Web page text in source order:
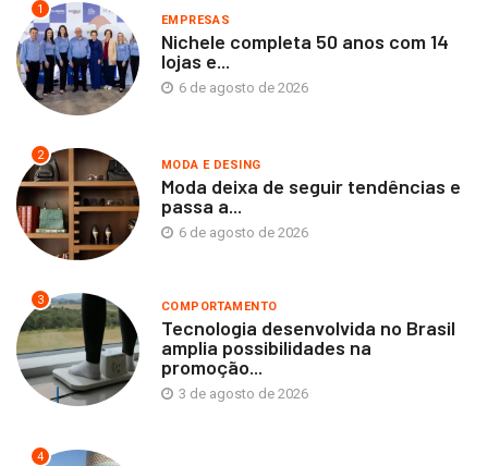
1
EMPRESAS
Nichele completa 50 anos com 14
lojas e...
6 de agosto de 2026
2
MODA E DESING
Moda deixa de seguir tendências e
passa a...
6 de agosto de 2026
3 COMPORTAMENTO
Tecnologia desenvolvida no Brasil
amplia possibilidades na
promoção...
3 de agosto de 2026
4